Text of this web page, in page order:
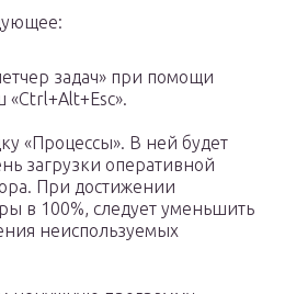
задач» при помощи
«Ctrl+Alt+Esc».
«Процессы». В ней будет
загрузки оперативной
При достижении
в 100%, следует уменьшить
неиспользуемых